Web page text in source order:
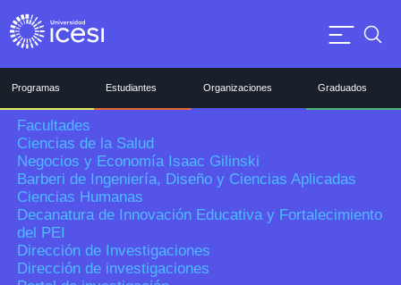
Programas Estudiantes Organizaciones Graduados
Portal de investigación
Grupos y semilleros de investigación
Proyectos de investigación
Directorio de investigadores
Nuestras publicaciones
Laboratorios
Editorial
Contáctanos
Solicitar información
Registra aquí tu PQRS
Colaboradores
Servicios
Intranet
Fondo de empleados
JAG (Jornada de Asuntos
Gerenciales)
Facultades
Ciencias de la Salud
Negocios y Economía Isaac Gilinski
Barberi de Ingeniería, Diseño y Ciencias Aplicadas
Ciencias Humanas
Decanatura de Innovación Educativa y Fortalecimiento
del PEI
Dirección de Investigaciones
Dirección de investigaciones